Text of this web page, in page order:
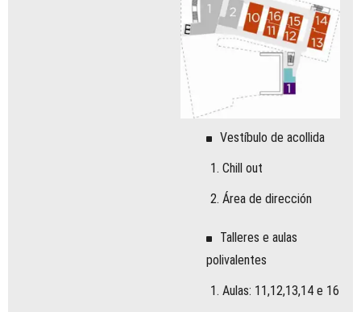
Vestíbulo de acollida
Chill out
Área de dirección
Talleres e aulas
polivalentes
Aulas: 11,12,13,14 e 16